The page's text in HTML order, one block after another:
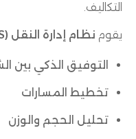
التكاليف.
يقوم نظام إدارة النقل (TMS)
التوفيق الذكي بين
تخطيط المسارات
تحليل الحجم والوزن